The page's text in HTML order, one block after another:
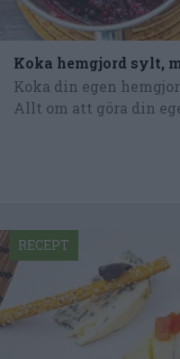
Koka hemgjord sylt,
Koka din egen
Allt om att göra din
RECEPT